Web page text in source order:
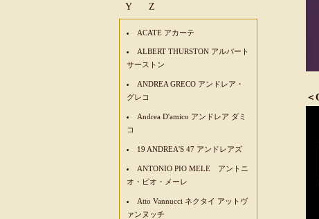
Y
Z
ACATE アカーテ
ALBERT THURSTON アルバート
サーストン
ANDREA GRECO アンドレア・
グレコ
Andrea D'amico アンドレア ダミ
コ
19 ANDREA'S 47 アンドレアズ
ANTONIO PIO MELE アントニ
オ・ピオ・メーレ
Atto Vannucci ネクタイ アットヴ
ァンヌッチ